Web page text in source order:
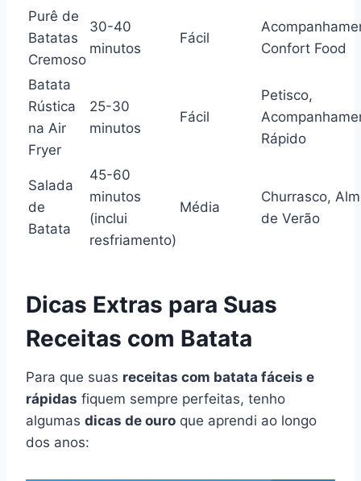
Purê de
Batatas
Cremoso
30-40
minutos
Fácil
Confort Food
Batata
Rústica
na Air
Fryer
25-30
minutos
Fácil
Petisco,
Rápido
Salada
de
Batata
45-60
minutos
(inclui
resfriamento)
Média
Churrasco,
de Verão
Dicas Extras para Suas
Receitas com Batata
Para que suas receitas com batata fáceis e
rápidas fiquem sempre perfeitas, tenho
algumas dicas de ouro que aprendi ao longo
dos anos: